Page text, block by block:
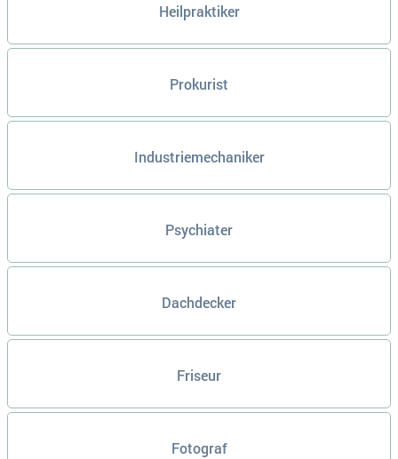
Heilpraktiker
Prokurist
Industriemechaniker
Psychiater
Dachdecker
Friseur
Fotograf